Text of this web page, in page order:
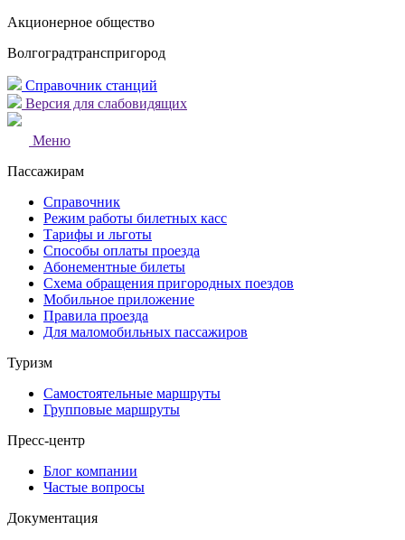
Акционерное общество
Волгоградтранспригород
Справочник станций
Версия для слабовидящих
Меню
Пассажирам
Справочник
Режим работы билетных касс
Тарифы и льготы
Способы оплаты проезда
Абонементные билеты
Схема обращения пригородных поездов
Мобильное приложение
Правила проезда
Для маломобильных пассажиров
Туризм
Самостоятельные маршруты
Групповые маршруты
Пресс-центр
Блог компании
Частые вопросы
Документация